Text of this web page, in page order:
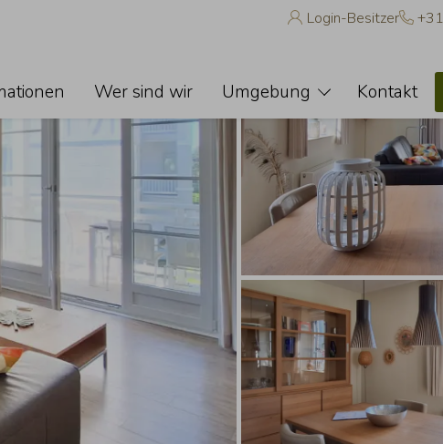
Login-Besitzer
Wer sind wir Umgebung Kontakt